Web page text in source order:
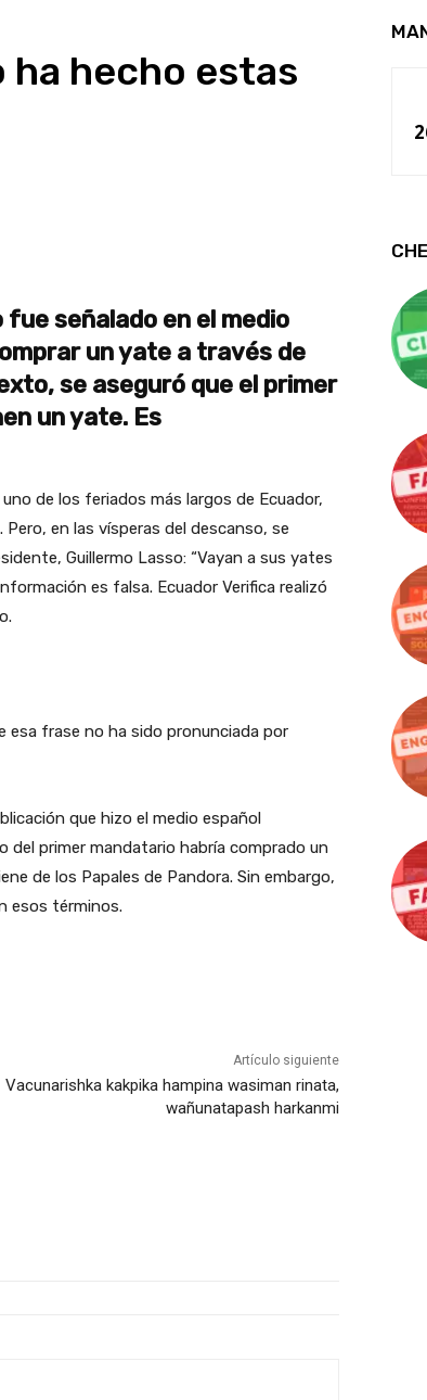
ha hecho estas
señalado en el medio
un yate a través de
se aseguró que el primer
un yate. Es
de los feriados más largos de Ecuador,
en las vísperas del descanso, se
Guillermo Lasso: “Vayan a sus yates
es falsa. Ecuador Verifica realizó
esa frase no ha sido pronunciada por
que hizo el medio español
del primer mandatario habría comprado un
de los Papales de Pandora. Sin embargo,
esos términos.
Artículo siguiente
Vacunarishka kakpika hampina wasiman rinata,
wañunatapash harkanmi